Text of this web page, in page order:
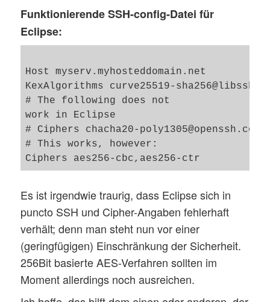
Funktionierende SSH-config-Datei für
Eclipse:
Host myserv.myhosteddomain.net
KexAlgorithms curve25519-
# The following does not
work in Eclipse
# Ciphers chacha20-
# This works, however:
Es ist irgendwie traurig, dass Eclipse sich in
puncto SSH und Cipher-Angaben fehlerhaft
verhält; denn man steht nun vor einer
(geringfügigen) Einschränkung der Sicherheit.
256Bit basierte AES-Verfahren sollten im
Moment allerdings noch ausreichen.